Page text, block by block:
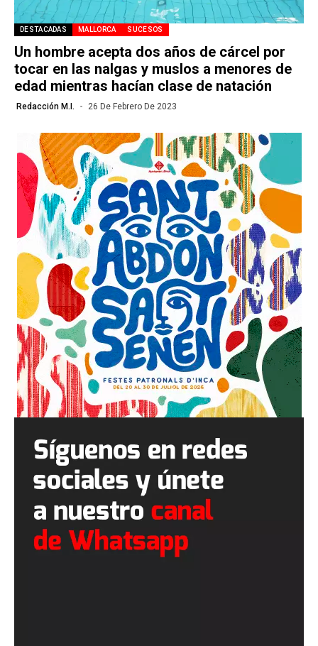
DESTACADAS MALLORCA SUCESOS
Un hombre acepta dos años de cárcel por
tocar en las nalgas y muslos a menores de
edad mientras hacían clase de natación
Redacción M.I. 26 De Febrero De 2023